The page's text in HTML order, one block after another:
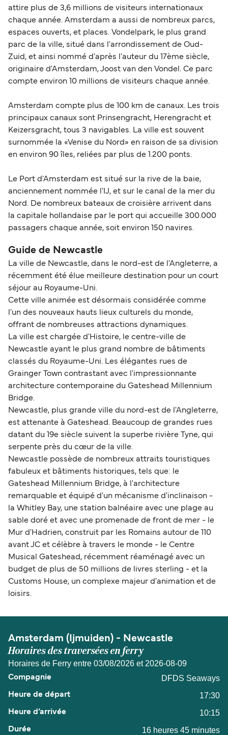
attire plus de 3,6 millions de visiteurs internationaux
chaque année. Amsterdam a aussi de nombreux parcs,
espaces ouverts, et places. Vondelpark, le plus grand
parc de la ville, situé dans l'arrondissement de Oud-
Zuid, et ainsi nommé d'après l'auteur du 17ème siècle,
originaire d'Amsterdam, Joost van den Vondel. Ce parc
compte environ 10 millions de visiteurs chaque année.
Amsterdam compte plus de 100 km de canaux. Les trois
principaux canaux sont Prinsengracht, Herengracht et
Keizersgracht, tous 3 navigables. La ville est souvent
surnommée la «Venise du Nord» en raison de sa division
en environ 90 îles, reliées par plus de 1.200 ponts.
Le Port d'Amsterdam est situé sur la rive de la baie,
anciennement nommée l'IJ, et sur le canal de la mer du
Nord. De nombreux bateaux de croisière arrivent dans
la capitale hollandaise par le port qui accueille 300.000
passagers chaque année, soit environ 150 navires.
Guide de Newcastle
La ville de Newcastle, dans le nord-est de l'Angleterre, a
récemment été élue meilleure destination pour un court
séjour au Royaume-Uni.
Cette ville animée est désormais considérée comme
l'un des nouveaux hauts lieux culturels du monde,
offrant de nombreuses attractions dynamiques.
La ville est chargée d'Histoire, le centre-ville de
Newcastle ayant le plus grand nombre de bâtiments
classés du Royaume-Uni. Les élégantes rues de
Grainger Town contrastant avec l'impressionnante
architecture contemporaine du Gateshead Millennium
Bridge.
Newcastle, plus grande ville du nord-est de l'Angleterre,
est attenante à Gateshead. Beaucoup de grandes rues
datant du 19e siècle suivent la superbe rivière Tyne, qui
serpente près du cœur de la ville.
Newcastle possède de nombreux attraits touristiques
fabuleux et bâtiments historiques, tels que: le
Gateshead Millennium Bridge, à l'architecture
remarquable et équipé d'un mécanisme d'inclinaison -
la Whitley Bay, une station balnéaire avec une plage au
sable doré et avec une promenade de front de mer - le
Mur d'Hadrien, construit par les Romains autour de 110
avant JC et célèbre à travers le monde - le Centre
Musical Gateshead, récemment réaménagé avec un
budget de plus de 50 millions de livres sterling - et la
Customs House, un complexe majeur d'animation et de
loisirs.
Amsterdam (Ijmuiden) - Newcastle
Horaires des traversées en ferry
Horaires de Ferry entre 03/08/2026 et 2026-08-09
DFDS Seaways
17:30
10:15
16 heures 45 minutes